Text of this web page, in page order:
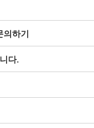
의하기
다.